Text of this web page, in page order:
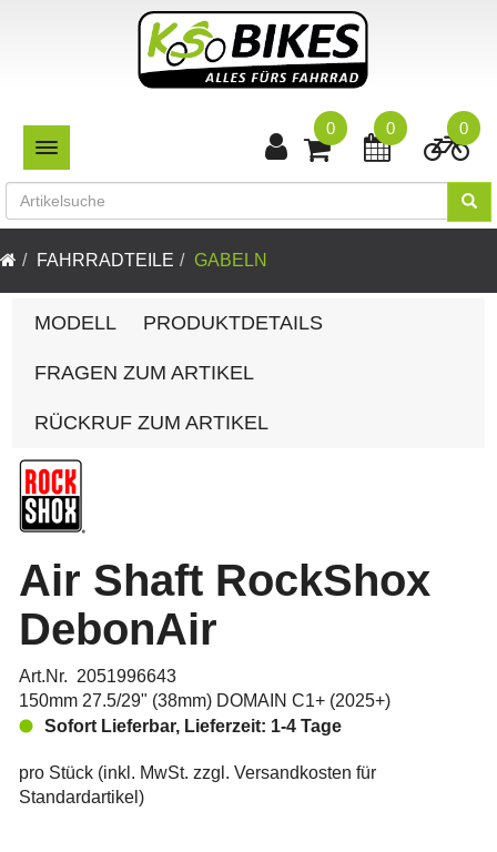
TOGGLE NAVIGATION
0
0
0
FAHRRADTEILE GABELN
MODELL PRODUKTDETAILS
FRAGEN ZUM ARTIKEL
RÜCKRUF ZUM ARTIKEL
Air Shaft RockShox
DebonAir
Art.Nr. 2051996643
150mm 27.5/29" (38mm) DOMAIN C1+ (2025+)
Sofort Lieferbar, Lieferzeit: 1-4 Tage
pro Stück (inkl. MwSt. zzgl. Versandkosten für
Standardartikel )